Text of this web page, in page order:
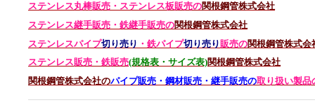
ステンレス丸棒販売・ ステンレス板販売の関根鋼管株式会社
ステンレス継手販売・鉄継手販売の関根鋼管株式会社
ステンレスパイプ切り売り ・鉄パイプ切り売り 販売の関根鋼管株式会
ステンレス販売・鉄販売(規格表・サイズ表)関根鋼管株式会社
関根鋼管株式会社のパイプ販売・鋼材販売・継手販売の取り扱い製品